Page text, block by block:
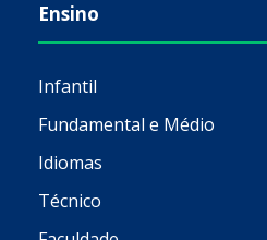
Ensino
Infantil
Fundamental e Médio
Idiomas
Técnico